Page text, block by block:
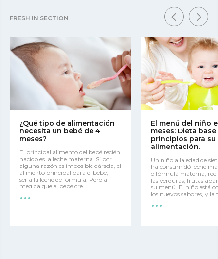
FRESH IN SECTION
¿Qué tipo de alimentación
necesita un bebé de 4
meses?
El principal alimento del bebé recién
nacido es la leche materna. Si por
alguna razón es imposible dársela, el
alimento principal para el bebé,
sería la leche de fórmula. Pero a
medida que el bebé cre...
...
El menú del niño
meses: Dieta base
principios para su
alimentación.
Un niño a la edad de
ha consumidó leche
o fórmula materna,
las verduras, frutas
su menú. El niño está
los nuevos sabores, y la
...